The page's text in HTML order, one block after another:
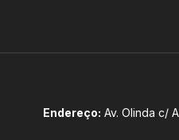
Endereço: Av. Olinda c/